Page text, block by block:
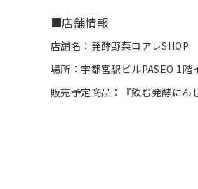
■店舗情報
店舗名：発酵野菜ロアレSHOP
場所：宇都宮駅ビルPASEO 1
販売予定商品：『飲む発酵にん